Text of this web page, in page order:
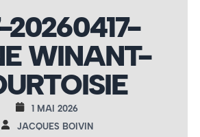
20260417-
WINANT-
1 MAI 2026
JACQUES BOIVIN